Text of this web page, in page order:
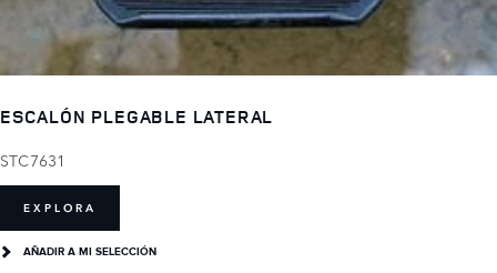
ESCALÓN PLEGABLE LATERAL
STC7631
EXPLORA
AÑADIR A MI SELECCIÓN